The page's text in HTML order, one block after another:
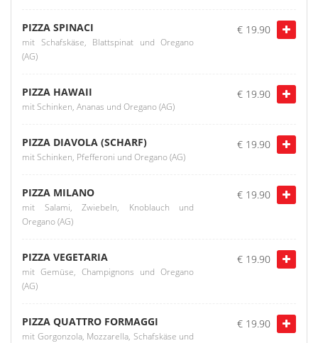
PIZZA SPINACI
mit Schafskäse, Blattspinat und Oregano
(AG)
€ 19.90
PIZZA HAWAII
mit Schinken, Ananas und Oregano (AG)
€ 19.90
PIZZA DIAVOLA (SCHARF)
mit Schinken, Pfefferoni und Oregano (AG)
€ 19.90
PIZZA MILANO
mit Salami, Zwiebeln, Knoblauch und
Oregano (AG)
€ 19.90
PIZZA VEGETARIA
mit Gemüse, Champignons und Oregano
(AG)
€ 19.90
PIZZA QUATTRO FORMAGGI
mit Gorgonzola, Mozzarella, Schafskäse und
€ 19.90